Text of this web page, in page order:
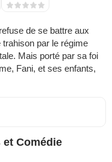
de se battre aux
par le régime
Mais porté par sa foi
Fani, et ses enfants,
et Comédie